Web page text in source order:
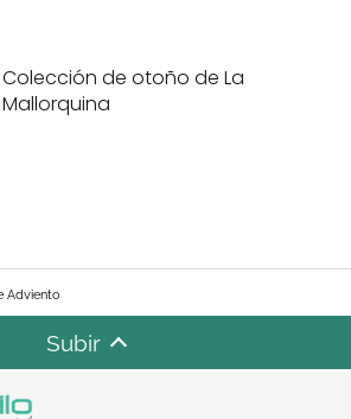
Colección de otoño de La
Mallorquina
Adviento
Subir